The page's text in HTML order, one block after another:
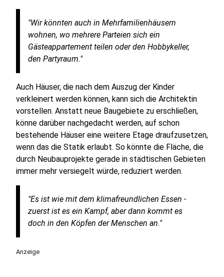
"Wir könnten auch in Mehrfamilienhäusern
wohnen, wo mehrere Parteien sich ein
Gästeappartement teilen oder den Hobbykeller,
den Partyraum."
Auch Häuser, die nach dem Auszug der Kinder
verkleinert werden können, kann sich die Architektin
vorstellen. Anstatt neue Baugebiete zu erschließen,
könne darüber nachgedacht werden, auf schon
bestehende Häuser eine weitere Etage draufzusetzen,
wenn das die Statik erlaubt. So könnte die Fläche, die
durch Neubauprojekte gerade in städtischen Gebieten
immer mehr versiegelt würde, reduziert werden.
"Es ist wie mit dem klimafreundlichen Essen -
zuerst ist es ein Kampf, aber dann kommt es
doch in den Köpfen der Menschen an."
Anzeige